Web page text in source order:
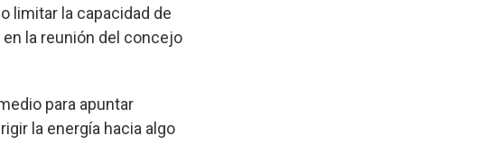
limitar la capacidad de
en la reunión del concejo
para apuntar
la energía hacia algo